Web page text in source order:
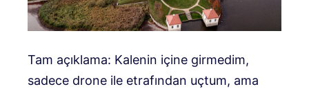
Tam açıklama: Kalenin içine girmedim,
sadece drone ile etrafından uçtum, ama